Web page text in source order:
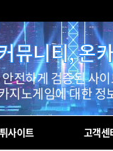
뮤니티, 온
전하게 검증된 사
지노게임에 대한
사이트 고객센